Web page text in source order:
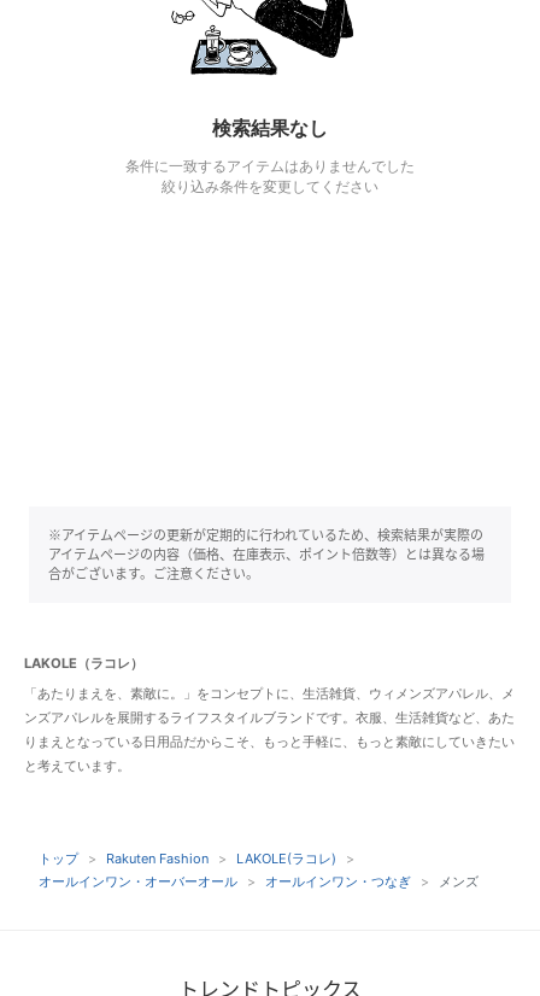
検索結果なし
条件に一致するアイテムはありませんでした
絞り込み条件を変更してください
※アイテムページの更新が定期的に行われているため、検索結果が実際の
アイテムページの内容（価格、在庫表示、ポイント倍数等）とは異なる場
合がございます。ご注意ください。
LAKOLE（ラコレ）
「あたりまえを、素敵に。」をコンセプトに、生活雑貨、ウィメンズアパレル、メ
ンズアパレルを展開するライフスタイルブランドです。衣服、生活雑貨など、あた
りまえとなっている日用品だからこそ、もっと手軽に、もっと素敵にしていきたい
と考えています。
トップ Rakuten Fashion
LAKOLE(ラコレ)
オールインワン・オーバーオール
オールインワン・つなぎ メンズ
トレンドトピックス